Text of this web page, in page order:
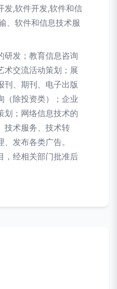
发,软件开发,软件和信
、软件和信息技术服
研发；教育信息咨询
术交流活动策划；展
刊、期刊、电子出版
（除投资类）；企业
划；网络信息技术的
技术服务、技术转
发布各类广告。
，经相关部门批准后